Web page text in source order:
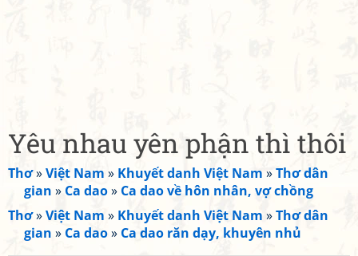
Yêu nhau yên phận thì thôi
Thơ»Việt Nam » Khuyết danh Việt Nam »Thơ dân
gian » Ca dao» Ca dao về hôn nhân, vợ chồng
Thơ»Việt Nam » Khuyết danh Việt Nam »Thơ dân
gian » Ca dao» Ca dao răn dạy, khuyên nhủ